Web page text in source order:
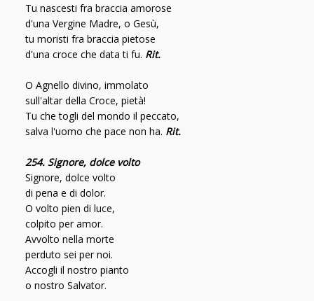
Tu nascesti fra braccia amorose
d'una Vergine Madre, o Gesù,
tu moristi fra braccia pietose
d'una croce che data ti fu. Rit.
O Agnello divino, immolato
sull'altar della Croce, pietà!
Tu che togli del mondo il peccato,
salva l'uomo che pace non ha. Rit.
254. Signore, dolce volto
Signore, dolce volto
di pena e di dolor.
O volto pien di luce,
colpito per amor.
Avvolto nella morte
perduto sei per noi.
Accogli il nostro pianto
o nostro Salvator.